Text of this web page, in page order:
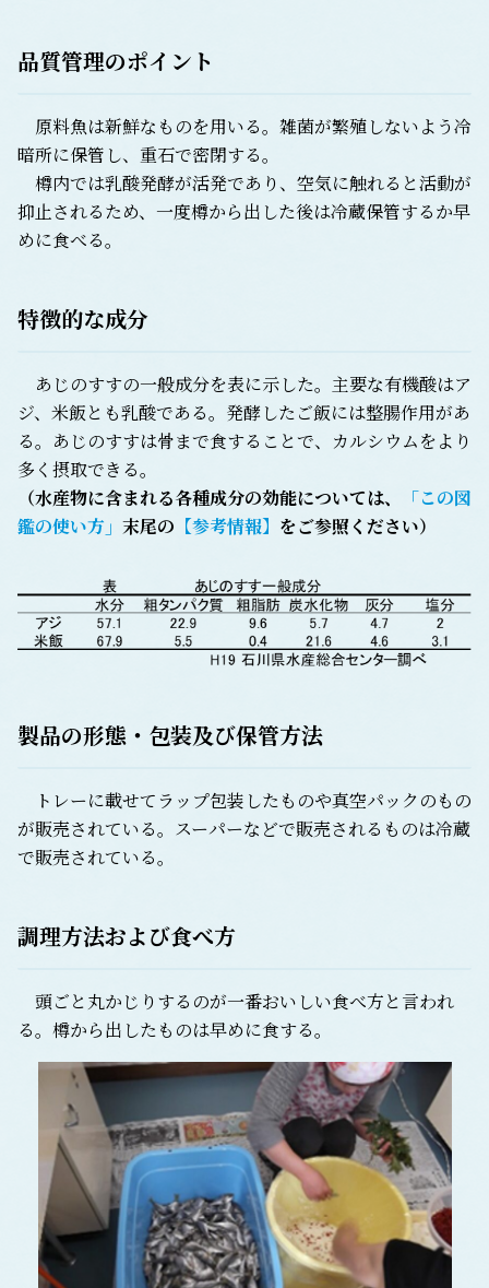
品質管理のポイント
原料魚は新鮮なものを用いる。雑菌が繁殖しないよう冷
暗所に保管し、重石で密閉する。
樽内では乳酸発酵が活発であり、空気に触れると活動が
抑止されるため、一度樽から出した後は冷蔵保管するか早
めに食べる。
特徴的な成分
あじのすすの一般成分を表に示した。主要な有機酸はア
ジ、米飯とも乳酸である。発酵したご飯には整腸作用があ
る。あじのすすは骨まで食することで、カルシウムをより
多く摂取できる。
（水産物に含まれる各種成分の効能については、
「この図
鑑の使い方」 末尾の 【参考情報】 をご参照ください）
製品の形態・包装及び保管方法
トレーに載せてラップ包装したものや真空パックのもの
が販売されている。スーパーなどで販売されるものは冷蔵
で販売されている。
調理方法および食べ方
頭ごと丸かじりするのが一番おいしい食べ方と言われ
る。樽から出したものは早めに食する。